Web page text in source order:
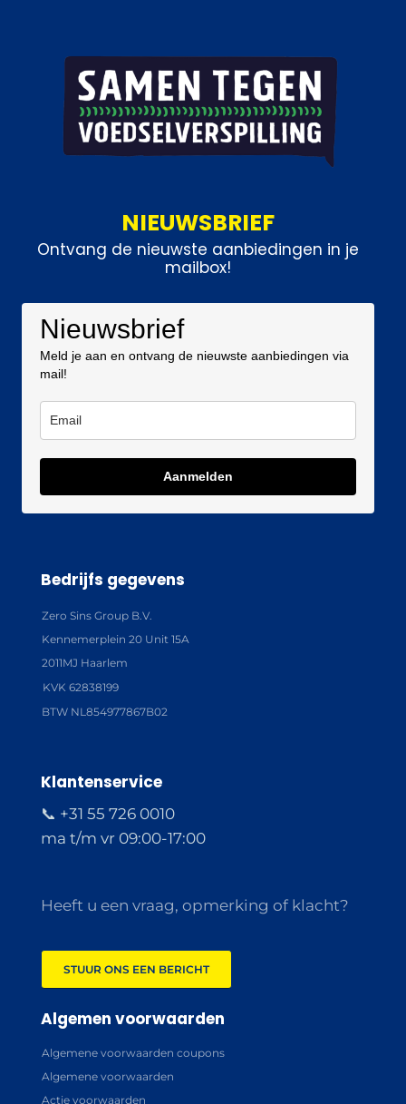
NIEUWSBRIEF
Ontvang de nieuwste aanbiedingen in je
mailbox!
Nieuwsbrief
Meld je aan en ontvang de nieuwste aanbiedingen via
mail!
Aanmelden
Bedrijfs gegevens
Zero Sins Group B.V.
Kennemerplein 20 Unit 15A
2011MJ Haarlem
KVK 62838199
BTW NL854977867B02
Klantenservice
📞 +31 55 726 0010
ma t/m vr 09:00-17:00
Heeft u een vraag, opmerking of klacht?
STUUR ONS EEN BERICHT
Algemen voorwaarden
Algemene voorwaarden coupons
Algemene voorwaarden
Actie voorwaarden